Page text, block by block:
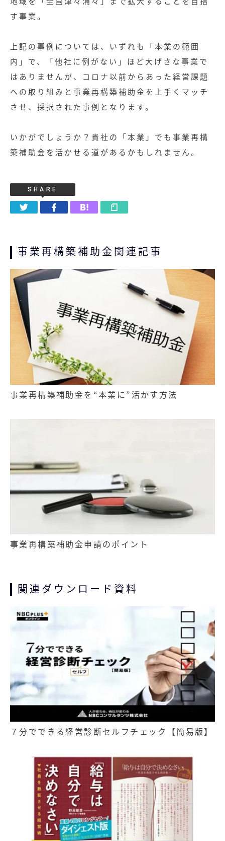
す事業。
上記の事例については、いずれも「本業の範囲
内」で、「他社に例がない」ほど大げさな事業で
はありませんが、コロナ以前からあった経営課題
への取り組みと事業再構築補助金を上手くマッチ
させ、採択された事例となります。
いかがでしょうか？貴社の「本業」でも事業再構
築補助金を活かせる道があるかもしれません。
SHARE
事業再構築補助金関連記事
事業再構築補助金を“本業に”活かす方法
事業再構築補助金申請のポイント
関連ダウンロード資料
７分でできる経営診断セルフチェック【簡易版】